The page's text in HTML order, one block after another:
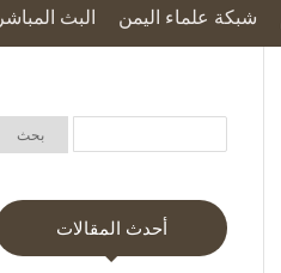
شبكة علماء اليمن البث المباشر
أحدث المقالات